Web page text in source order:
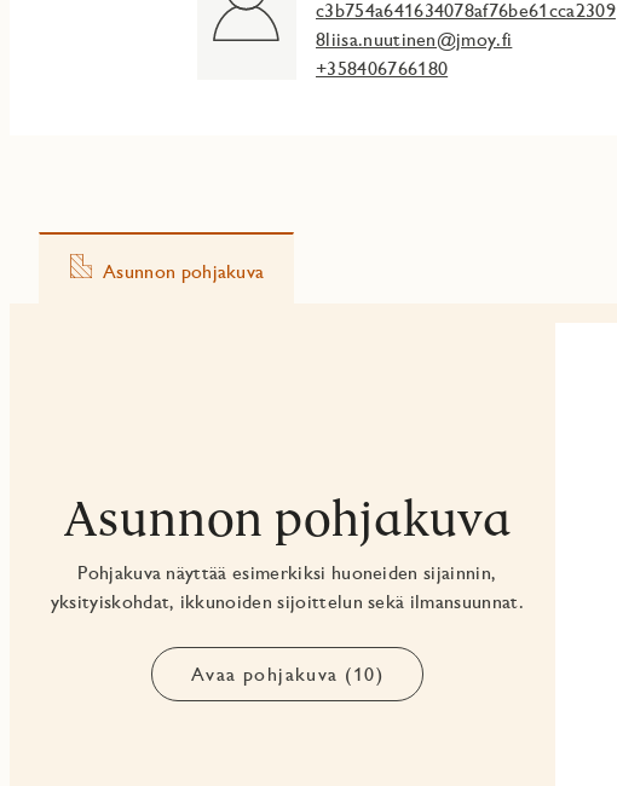
c3b754a641634078af76be61cca2309
8liisa.nuutinen@jmoy.fi
+358406766180
Asunnon pohjakuva
Asunnon pohjakuva
Pohjakuva näyttää esimerkiksi huoneiden sijainnin,
yksityiskohdat, ikkunoiden sijoittelun sekä ilmansuunnat.
Avaa pohjakuva (10)